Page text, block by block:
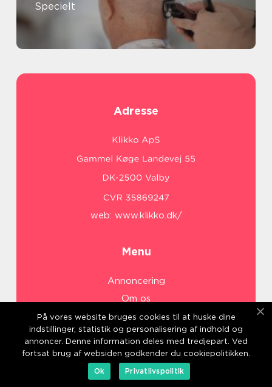
Specielt
Adresse
web: www.klikko.dk/
Menu
Annoncering
Om os
Cookies
Kontakt os
Sitemap
På vores website bruges cookies til at huske dine
indstillinger, statistik og personalisering af indhold og
annoncer. Denne information deles med tredjepart. Ved
fortsat brug af websiden godkender du cookiepolitikken.
Ok
Privatlivspolitik